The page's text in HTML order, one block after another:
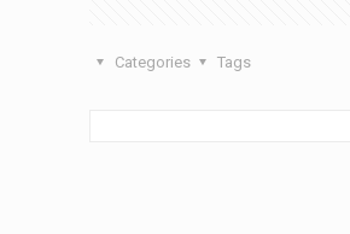
Categories Tags